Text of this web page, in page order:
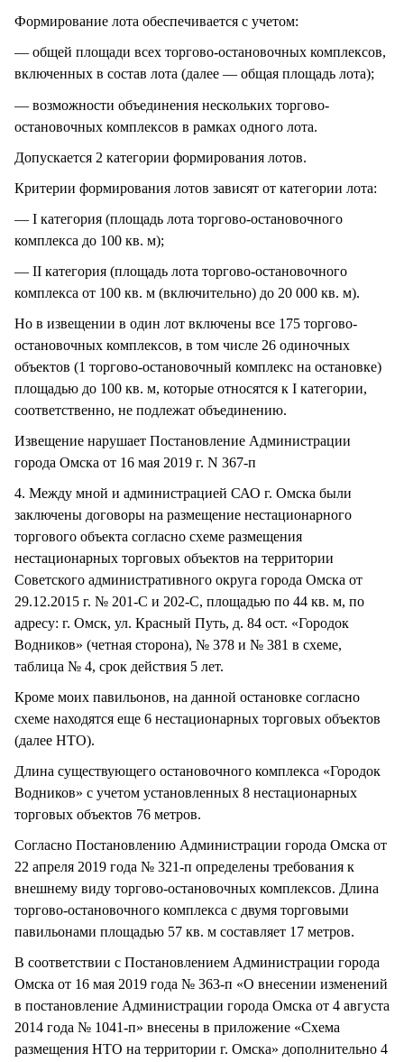
Формирование лота обеспечивается с учетом:
— общей площади всех торгово-остановочных комплексов,
включенных в состав лота (далее — общая площадь лота);
— возможности объединения нескольких торгово-
остановочных комплексов в рамках одного лота.
Допускается 2 категории формирования лотов.
Критерии формирования лотов зависят от категории лота:
— I категория (площадь лота торгово-остановочного
комплекса до 100 кв. м);
— II категория (площадь лота торгово-остановочного
комплекса от 100 кв. м (включительно) до 20 000 кв. м).
Но в извещении в один лот включены все 175 торгово-
остановочных комплексов, в том числе 26 одиночных
объектов (1 торгово-остановочный комплекс на остановке)
площадью до 100 кв. м, которые относятся к I категории,
соответственно, не подлежат объединению.
Извещение нарушает Постановление Администрации
города Омска от 16 мая 2019 г. N 367-п
4. Между мной и администрацией САО г. Омска были
заключены договоры на размещение нестационарного
торгового объекта согласно схеме размещения
нестационарных торговых объектов на территории
Советского административного округа города Омска от
29.12.2015 г. № 201-С и 202-С, площадью по 44 кв. м, по
адресу: г. Омск, ул. Красный Путь, д. 84 ост. «Городок
Водников» (четная сторона), № 378 и № 381 в схеме,
таблица № 4, срок действия 5 лет.
Кроме моих павильонов, на данной остановке согласно
схеме находятся еще 6 нестационарных торговых объектов
(далее НТО).
Длина существующего остановочного комплекса «Городок
Водников» с учетом установленных 8 нестационарных
торговых объектов 76 метров.
Согласно Постановлению Администрации города Омска от
22 апреля 2019 года № 321-п определены требования к
внешнему виду торгово-остановочных комплексов. Длина
торгово-остановочного комплекса с двумя торговыми
павильонами площадью 57 кв. м составляет 17 метров.
В соответствии с Постановлением Администрации города
Омска от 16 мая 2019 года № 363-п «О внесении изменений
в постановление Администрации города Омска от 4 августа
2014 года № 1041-п» внесены в приложение «Схема
размещения НТО на территории г. Омска» дополнительно 4